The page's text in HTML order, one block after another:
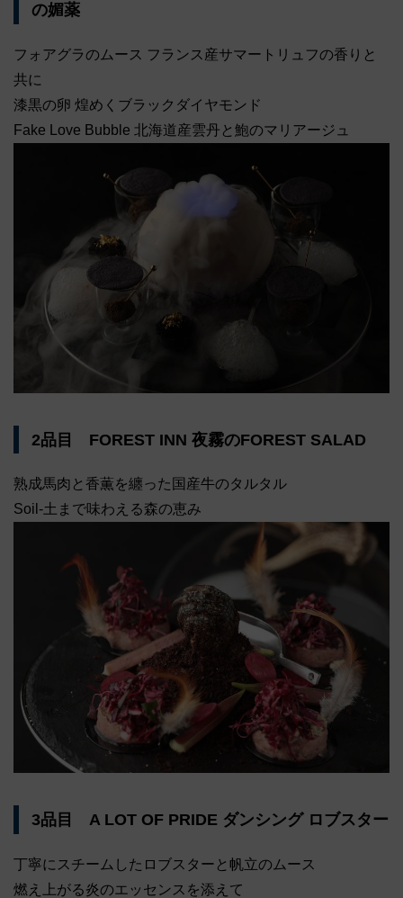
の媚薬
フォアグラのムース フランス産サマートリュフの香りと
共に
漆黒の卵 煌めくブラックダイヤモンド
Fake Love Bubble 北海道産雲丹と鮑のマリアージュ
2品目 FOREST INN 夜霧のFOREST SALAD
熟成馬肉と香薫を纏った国産牛のタルタル
Soil-土まで味わえる森の恵み
3品目 A LOT OF PRIDE ダンシング ロブスター
丁寧にスチームしたロブスターと帆立のムース
燃え上がる炎のエッセンスを添えて